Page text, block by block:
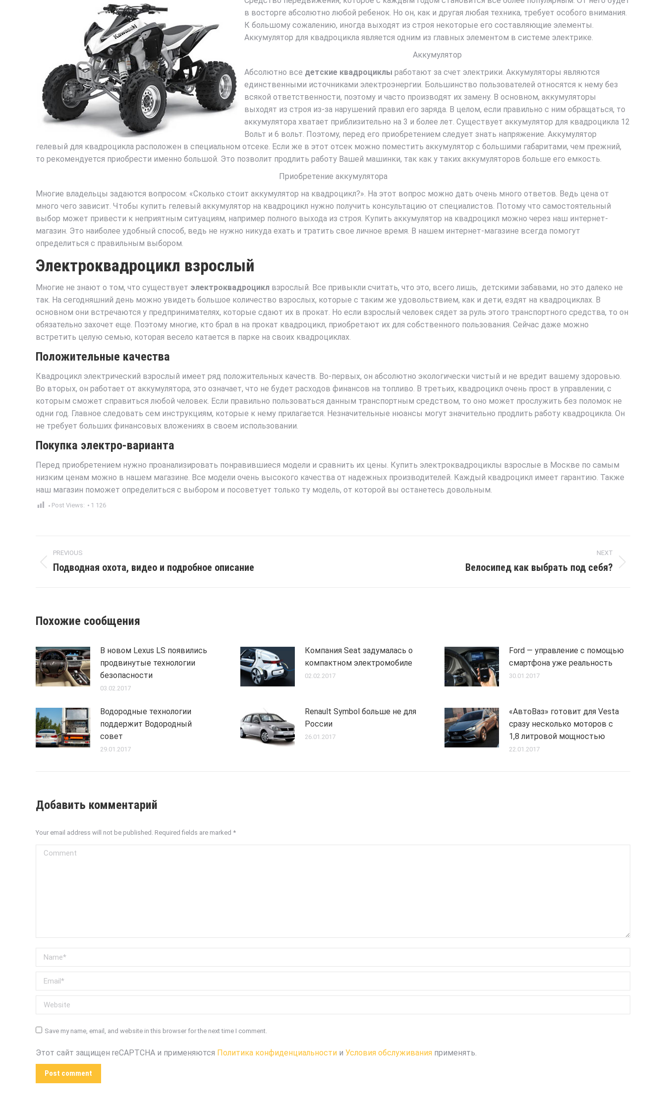
в восторге абсолютно любой ребенок. Но он, как и другая любая техника, требует особого внимания.
К большому сожалению, иногда выходят из строя некоторые его составляющие элементы.
Аккумулятор для квадроцикла является одним из главных элементом в системе электрике.
Аккумулятор
Абсолютно все детские квадроциклы работают за счет электрики. Аккумуляторы являются
единственными источниками электроэнергии. Большинство пользователей относятся к нему без
всякой ответственности, поэтому и часто производят их замену. В основном, аккумуляторы
выходят из строя из-за нарушений правил его заряда. В целом, если правильно с ним обращаться, то
аккумулятора хватает приблизительно на 3 и более лет. Существует аккумулятор для квадроцикла 12
Вольт и 6 вольт. Поэтому, перед его приобретением следует знать напряжение. Аккумулятор
гелевый для квадроцикла расположен в специальном отсеке. Если же в этот отсек можно поместить аккумулятор с большими габаритами, чем прежний,
то рекомендуется приобрести именно большой. Это позволит продлить работу Вашей машинки, так как у таких аккумуляторов больше его емкость.
Приобретение аккумулятора
Многие владельцы задаются вопросом: «Сколько стоит аккумулятор на квадроцикл?». На этот вопрос можно дать очень много ответов. Ведь цена от
много чего зависит. Чтобы купить гелевый аккумулятор на квадроцикл нужно получить консультацию от специалистов. Потому что самостоятельный
выбор может привести к неприятным ситуациям, например полного выхода из строя. Купить аккумулятор на квадроцикл можно через наш интернет-
магазин. Это наиболее удобный способ, ведь не нужно никуда ехать и тратить свое личное время. В нашем интернет-магазине всегда помогут
определиться с правильным выбором.
Электроквадроцикл взрослый
Многие не знают о том, что существует электроквадроцикл взрослый. Все привыкли считать, что это, всего лишь, детскими забавами, но это далеко не
так. На сегодняшний день можно увидеть большое количество взрослых, которые с таким же удовольствием, как и дети, ездят на квадроциклах. В
основном они встречаются у предпринимателях, которые сдают их в прокат. Но если взрослый человек сядет за руль этого транспортного средства, то он
обязательно захочет еще. Поэтому многие, кто брал в на прокат квадроцикл, приобретают их для собственного пользования. Сейчас даже можно
встретить целую семью, которая весело катается в парке на своих квадроциклах.
Положительные качества
Квадроцикл электрический взрослый имеет ряд положительных качеств. Во-первых, он абсолютно экологически чистый и не вредит вашему здоровью.
Во вторых, он работает от аккумулятора, это означает, что не будет расходов финансов на топливо. В третьих, квадроцикл очень прост в управлении, с
которым сможет справиться любой человек. Если правильно пользоваться данным транспортным средством, то оно может прослужить без поломок не
одни год. Главное следовать сем инструкциям, которые к нему прилагается. Незначительные нюансы могут значительно продлить работу квадроцикла. Он
не требует больших финансовых вложениях в своем использовании.
Покупка электро-варианта
Перед приобретением нужно проанализировать понравившиеся модели и сравнить их цены. Купить электроквадроциклы взрослые в Москве по самым
низким ценам можно в нашем магазине. Все модели очень высокого качества от надежных производителей. Каждый квадроцикл имеет гарантию. Также
наш магазин поможет определиться с выбором и посоветует только ту модель, от которой вы останетесь довольным.
Post Views: 1 126
Post
navigation
PREVIOUS
Previous
Подводная охота, видео и подробное описание
NEXT
Велосипед как выбрать под себя?
Похожие сообщения
В новом Lexus LS появились
продвинутые технологии
безопасности
03.02.2017
Компания Seat задумалась о
компактном электромобиле
02.02.2017
Ford — управление с помощью
смартфона уже реальность
30.01.2017
Водородные технологии
поддержит Водородный
совет
29.01.2017
Renault Symbol больше не для
России
26.01.2017
«АвтоВаз» готовит для Vesta
сразу несколько моторов с
1,8 литровой мощностью
22.01.2017
Добавить комментарий
Your email address will not be published. Required fields are marked *
Comment
Name *
Email *
Website
Save my name, email, and website in this browser for the next time I comment.
Этот сайт защищен reCAPTCHA и применяются Политика конфиденциальности и Условия обслуживания применять.
Post comment